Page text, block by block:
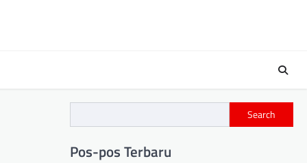
Search
Pos-pos Terbaru